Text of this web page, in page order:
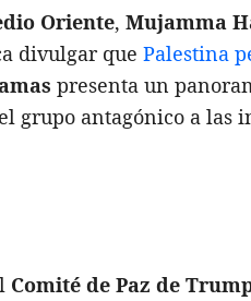
Oriente, Mujamma
divulgar que Palestina
presenta un
grupo antagónico a las
Comité de Paz de